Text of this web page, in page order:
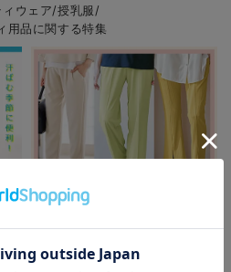
商品を確認する
ィウェア/授乳服/
用品に関する特集
春夏を快適に過ごせるマタニティパ
ンツ特集